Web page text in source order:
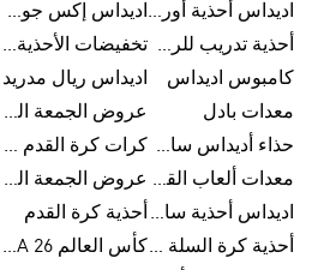
اديداس أحذية أورجينالز
اديداس إكس جود بيلينغهام
أحذية تدريب للرجال
تخفيضات الأحذية للرجال
كامبوس اديداس
اديداس ريال مدريد
معدات بادل
عروض الجمعة البيضاء للرجال
حذاء أديداس سامبا للأطفال
كرات كرة القدم للرجال
معدات ألعاب القوى
عروض الجمعة البيضاء للسيدات
اديداس أحذية سامبا للنساء أحذية كرة القدم
أحذية كرة السلة للرجال
كأس العالم FIFA 26™